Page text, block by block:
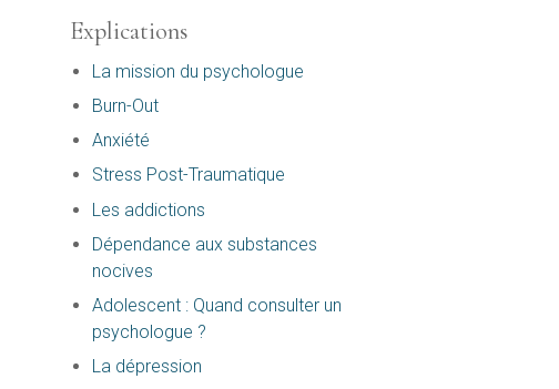
Explications
La mission du psychologue
Burn-Out
Anxiété
Stress Post-Traumatique
Les addictions
Dépendance aux substances
nocives
Adolescent : Quand consulter un
psychologue ?
La dépression